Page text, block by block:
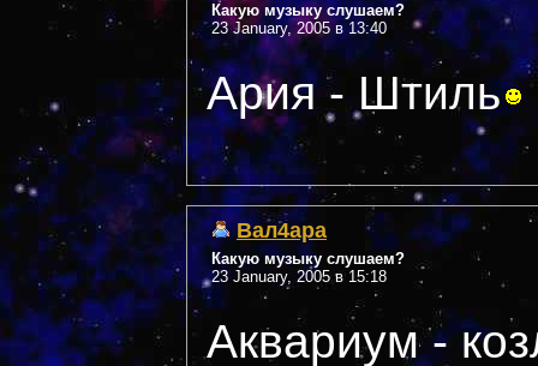
Какую музыку слушаем?
23 January, 2005 в 13:40
Ария - Штиль
Вал4ара
Какую музыку слушаем?
23 January, 2005 в 15:18
Аквариум -